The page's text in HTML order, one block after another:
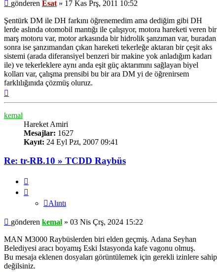
gönderen Esat » 17 Kas Prş, 2011 10:52
Şentürk DM ile DH farkını öğrenemedim ama dediğim gibi DH
lerde aslında otomobil mantığı ile çalışıyor, motora hareketi veren bir
marş motoru var, motor arkasında bir hidrolik şanzıman var, buradan
sonra ise şanzımandan çıkan hareketi tekerleğe aktaran bir çeşit aks
sistemi (arada diferansiyel benzeri bir makine yok anladığım kadarı
ile) ve tekerleklere aynı anda eşit güç aktarımını sağlayan biyel
kolları var, çalışma prensibi bu bir ara DM yi de öğrenirsem
farklılığınıda çözmüş oluruz.
kemal
Hareket Amiri
Mesajlar: 1627
Kayıt: 24 Eyl Pzt, 2007 09:41
Re: tr-RB.10 » TCDD Raybüs
Alıntı
Mesaj
gönderen kemal » 03 Nis Çrş, 2024 15:22
MAN M3000 Raybüslerden biri elden geçmiş. Adana Seyhan
Belediyesi aracı boyamış Eski İstasyonda kafe vagonu olmuş.
Bu mesaja eklenen dosyaları görüntülemek için gerekli izinlere sahip
değilsiniz.